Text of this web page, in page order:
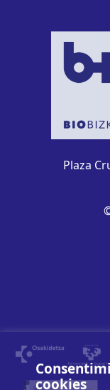
Plaza
cookies